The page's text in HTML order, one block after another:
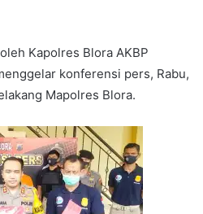
Kapolres Blora AKBP
konferensi pers, Rabu,
Mapolres Blora.